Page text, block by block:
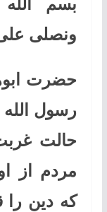
بسم
ونصلی
حضرت
رسول
حالت
مردم از
که دین را